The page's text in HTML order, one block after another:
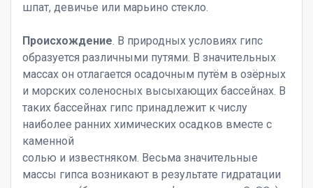
шпат, девичье или марьино стекло.
Происхождение. В природных условиях гипс
образуется различными путями. В значительных
массах он отлагается осадочным путём в озёрных
и морских соленосных высыхающих бассейнах. В
таких бассейнах гипс принадлежит к числу
наиболее ранних химических осадков вместе с
каменной
солью и известняком. Весьма значительные
массы гипса возникают в результате гидратации